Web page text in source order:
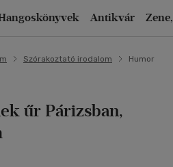
Antikvár
Szórakoztató irodalom Humor
űr Párizsban,